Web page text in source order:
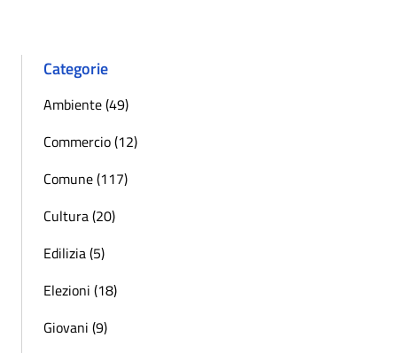
Categorie
Ambiente (49)
Commercio (12)
Comune (117)
Cultura (20)
Edilizia (5)
Elezioni (18)
Giovani (9)